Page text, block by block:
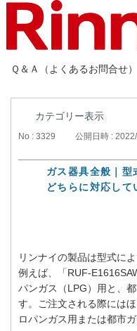
Ｑ＆Ａ（よくあるお問合せ）
カテゴリー表示
No : 3329 公開日時 :
ガス器具全般｜型
どちらに対応して
リンナイの製品は型式に
例えば、「RUF-
パンガス（LPG）用と、
す。ご注文される際には
ロパンガス用または都市